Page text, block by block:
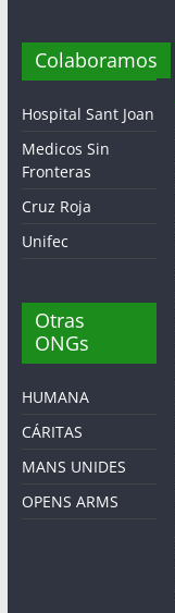
Colaboramos
Hospital Sant Joan
Medicos Sin
Fronteras
Cruz Roja
Unifec
Otras
ONGs
HUMANA
CÁRITAS
MANS UNIDES
OPENS ARMS